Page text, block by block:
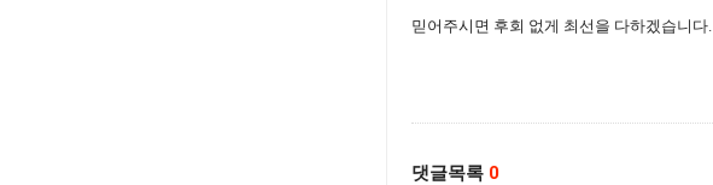
믿어주시면 후회 없게 최선을 다하겠습니다.
댓글목록 0